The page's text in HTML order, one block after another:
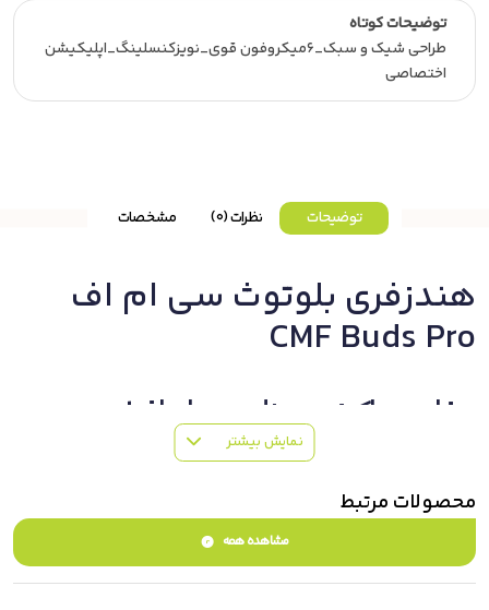
توضیحات کوتاه
طراحی شیک و سبک_۶میکروفون قوی_نویزکنسلینگ_اپلیکیشن
اختصاصی
توضیحات نظرات (0) مشخصات
هندزفری بلوتوث سی ام اف
CMF Buds Pro
جذاب و باکیفیت مثل سی ام اف!
اگر اخبار صنعت گوشی‌های هوشمند را دنبال کرده باشید، قطعا از
گوشی‌ها، شاهد هم‌نشینی طراحی جذاب برگرفته از محصولات صنعتی و
کیفیت ساخت هستیم. این شرکت قدم به عرصه دیگر محصولات تکنولوژی
نمایش بیشتر
محصولات مرتبط
مشاهده همه